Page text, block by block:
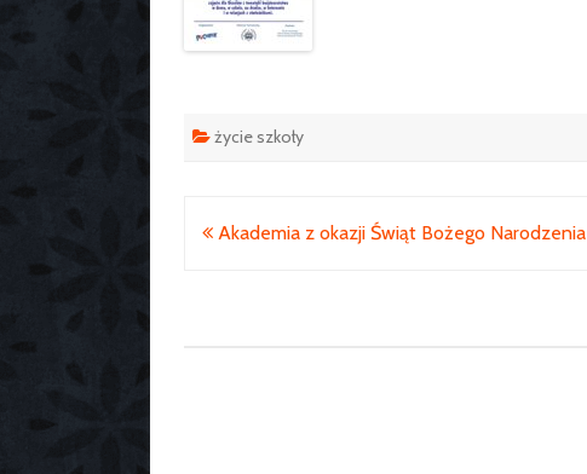
życie szkoły
Nawigacja
Akademia z okazji Świąt Bożego Narodzenia